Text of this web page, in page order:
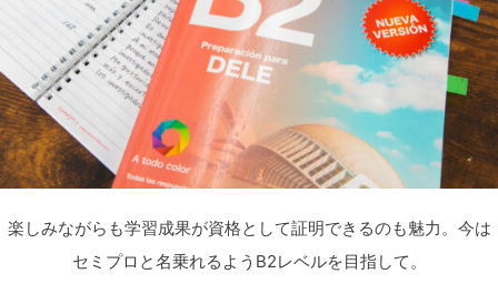
楽しみながらも学習成果が資格として証明できるのも魅力。今は
セミプロと名乗れるようB2レベルを目指して。